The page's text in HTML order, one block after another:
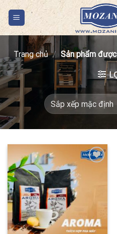
Skip
to
content
Trang chủ / Sản phẩm